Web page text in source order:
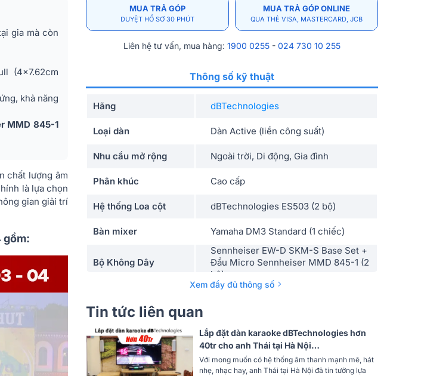
gia mà còn
(4x7.62cm
khả năng
MMD 845-1
chất lượng âm
là lựa chọn
gian giải trí
gồm:
MUA TRẢ GÓP
DUYỆT HỒ SƠ 30 PHÚT
MUA TRẢ GÓP ONLINE
QUA THẺ VISA, MASTERCARD, JCB
Liên hệ tư vấn, mua hàng: 1900 0255 - 024 730 10 255
Thông số kỹ thuật
Hãng dBTechnologies
Loại dàn Dàn Active (liền công suất)
Nhu cầu mở rộng Ngoài trời, Di động, Gia đình
Phân khúc Cao cấp
Hệ thống Loa cột dBTechnologies ES503 (2 bộ)
Bàn mixer Yamaha DM3 Standard (1 chiếc)
Bộ Không Dây
Sennheiser EW-D SKM-S Base Set +
Đầu Micro Sennheiser MMD 845-1 (2
bộ)
Xem đầy đủ thông số
Tin tức liên quan
Lắp đặt dàn karaoke dBTechnologies hơn
40tr cho anh Thái tại Hà Nội
(dBTechnologies ES503, KX190, BS-790S)
Với mong muốn có hệ thống âm thanh mạnh mẽ, hát
nhẹ, nhạc hay, anh Thái tại Hà Nội đã tin tưởng lựa